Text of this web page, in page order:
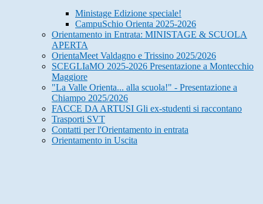
Ministage Edizione speciale!
CampuSchio Orienta 2025-2026
Orientamento in Entrata: MINISTAGE & SCUOLA
APERTA
OrientaMeet Valdagno e Trissino 2025/2026
SCEGLIaMO 2025-2026 Presentazione a Montecchio
Maggiore
"La Valle Orienta... alla scuola!" - Presentazione a
Chiampo 2025/2026
FACCE DA ARTUSI Gli ex-studenti si raccontano
Trasporti SVT
Contatti per l'Orientamento in entrata
Orientamento in Uscita